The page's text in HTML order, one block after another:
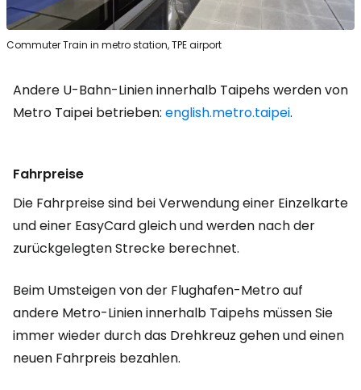
Commuter Train in metro station, TPE airport
Andere U-Bahn-Linien innerhalb Taipehs werden von
Metro Taipei betrieben: english.metro.taipei.
Fahrpreise
Die Fahrpreise sind bei Verwendung einer Einzelkarte
und einer EasyCard gleich und werden nach der
zurückgelegten Strecke berechnet.
Beim Umsteigen von der Flughafen-Metro auf
andere Metro-Linien innerhalb Taipehs müssen Sie
immer wieder durch das Drehkreuz gehen und einen
neuen Fahrpreis bezahlen.